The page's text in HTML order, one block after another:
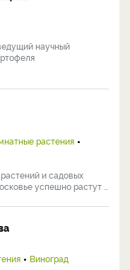
научный
растения
и садовых
успешно растут ...
Виноград